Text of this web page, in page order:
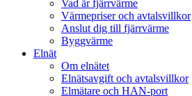
Vad är fjärrvärme
Värmepriser och avtalsvillkor
Anslut dig till fjärrvärme
Byggvärme
Elnät
Om elnätet
Elnätsavgift och avtalsvillkor
Elmätare och HAN-port